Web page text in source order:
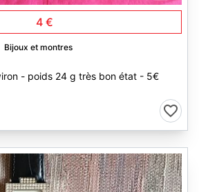
4 €
Bijoux et montres
- poids 24 g très bon état - 5€